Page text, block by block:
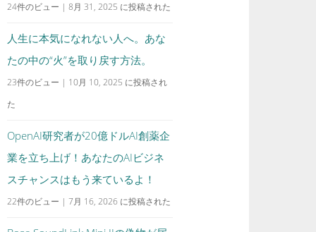
24件のビュー |8月 31, 2025 に投稿された
人生に本気になれない人へ。あな
たの中の“火”を取り戻す方法。
23件のビュー | 10月 10, 2025 に投稿され
た
OpenAI研究者が20億ドルAI創薬企
業を立ち上げ！あなたのAIビジネ
スチャンスはもう来ているよ！
22件のビュー |7月 16, 2026 に投稿された